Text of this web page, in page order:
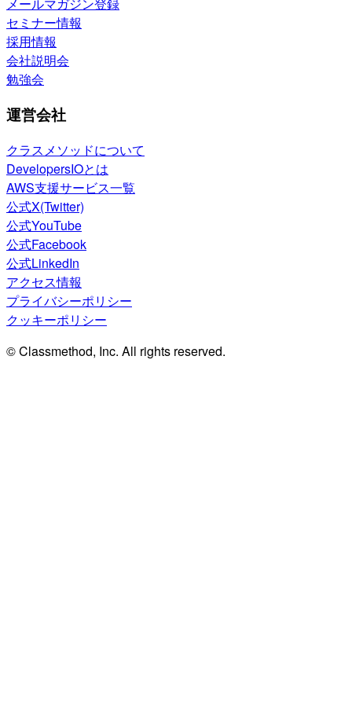
メールマガジン登録
セミナー情報
採用情報
会社説明会
勉強会
運営会社
クラスメソッドについて
DevelopersIOとは
AWS支援サービス一覧
公式X(Twitter)
公式YouTube
公式Facebook
公式LinkedIn
アクセス情報
プライバシーポリシー
クッキーポリシー
© Classmethod, Inc. All rights reserved.